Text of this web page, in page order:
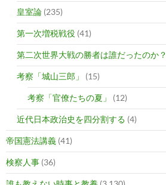
皇室論 (235)
第一次増税戦役 (41)
第二次世界大戦の勝者は誰だったのか？
考察「城山三郎」 (15)
考察「官僚たちの夏」 (12)
近代日本政治史を四分割する (4)
帝国憲法講義 (41)
検察人事 (36)